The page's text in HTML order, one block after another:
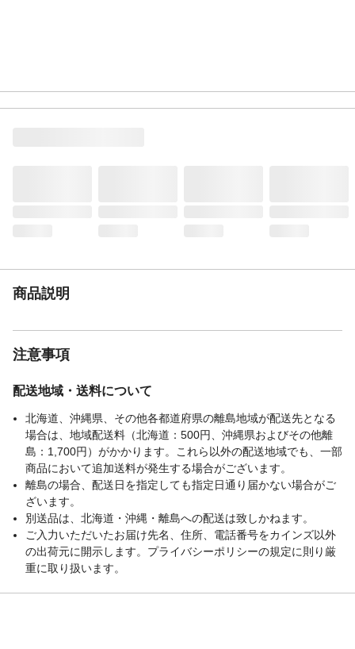
商品説明
注意事項
配送地域・送料について
北海道、沖縄県、その他各都道府県の離島地域が配送先となる
場合は、地域配送料（北海道：500円、沖縄県およびその他離
島：1,700円）がかかります。これら以外の配送地域でも、一部
商品において追加送料が発生する場合がございます。
離島の場合、配送日を指定しても指定日通り届かない場合がご
ざいます。
別送品は、北海道・沖縄・離島への配送は致しかねます。
ご入力いただいたお届け先名、住所、電話番号をカインズ以外
の出荷元に開示します。プライバシーポリシーの規定に則り厳
重に取り扱います。